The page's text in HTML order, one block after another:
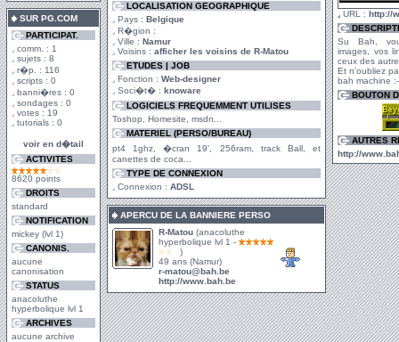
SUR PG.COM
PARTICIPAT.
comm. : 1
sujets : 8
r�p. : 116
scripts : 0
banni�res : 0
sondages : 0
votes : 19
tutorials : 0
voir en d�tail
ACTIVITES
8620 points
DROITS
standard
NOTIFICATION
mickey (lvl 1)
CANONIS.
aucune
canonisation
STATUS
anacoluthe
hyperbolique lvl 1
ARCHIVES
aucune archive
LOCALISATION GEOGRAPHIQUE
Pays : Belgique
R�gion :
Ville : Namur
Voisins : afficher les voisins de R-Matou
ETUDES | JOB
Fonction : Web-designer
Soci�t� : knoware
LOGICIELS FREQUEMMENT UTILISES
Toshop, Homesite, msdn...
MATERIEL (PERSO/BUREAU)
pt4 1ghz, �cran 19', 256ram, track Ball, et
canettes de coca...
TYPE DE CONNEXION
Connexion : ADSL
APERCU DE LA BANNIERE PERSO
R-Matou (anacoluthe
hyperbolique lvl 1 -
)
49 ans (Namur)
r-matou@bah.be
http://www.bah.be
URL : http://
Su Bah,
images, vos
ceux des
Et n'oubliez
bah machine
BOUTON
AUTRES
http://